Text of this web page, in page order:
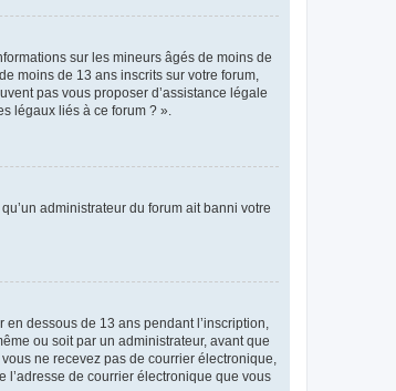
sur les mineurs âgés de moins de
moins de 13 ans inscrits sur votre forum,
pas vous proposer d’assistance légale
légaux liés à ce forum ? ».
administrateur du forum ait banni votre
dessous de 13 ans pendant l’inscription,
ou soit par un administrateur, avant que
ne recevez pas de courrier électronique,
de courrier électronique que vous